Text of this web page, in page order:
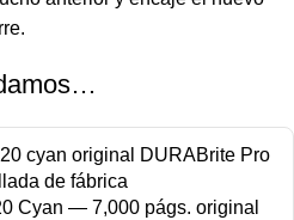
Cyan — 7,000 págs. original